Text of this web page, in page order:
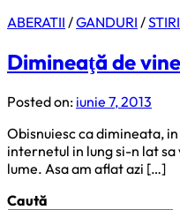
ABERATII /GANDURI /STIRI
Dimineaţă de
Posted on: iunie 7, 2013
Obisnuiesc ca dimineata,
internetul in lung si-n lat
lume. Asa am aflat azi […]
Caută